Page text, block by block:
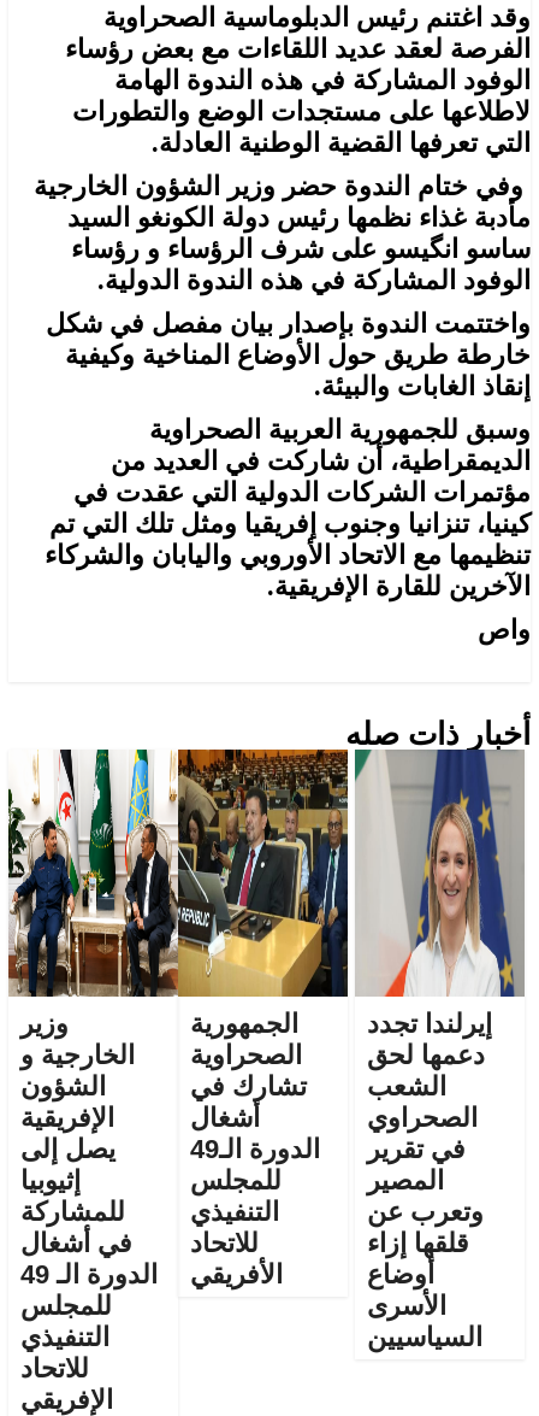
وقد اغتنم رئيس الدبلوماسية الصحراوية
الفرصة لعقد عديد اللقاءات مع بعض رؤساء
الوفود المشاركة في هذه الندوة الهامة
لاطلاعها على مستجدات الوضع والتطورات
التي تعرفها القضية الوطنية العادلة.
وفي ختام الندوة حضر وزير الشؤون الخارجية
مأدبة غذاء نظمها رئيس دولة الكونغو السيد
ساسو انگيسو على شرف الرؤساء و رؤساء
الوفود المشاركة في هذه الندوة الدولية.
واختتمت الندوة بإصدار بيان مفصل في شكل
خارطة طريق حول الأوضاع المناخية وكيفية
إنقاذ الغابات والبيئة.
وسبق للجمهورية العربية الصحراوية
الديمقراطية، أن شاركت في العديد من
مؤتمرات الشركات الدولية التي عقدت في
كينيا، تنزانيا وجنوب إفريقيا ومثل تلك التي تم
تنظيمها مع الاتحاد الأوروبي واليابان والشركاء
الآخرين للقارة الإفريقية.
واص
أخبار ذات صله
إيرلندا تجدد
دعمها لحق
الشعب
الصحراوي
في تقرير
المصير
وتعرب عن
قلقها إزاء
أوضاع
الأسرى
السياسيين
الجمهورية
الصحراوية
تشارك في
أشغال
الدورة الـ49
للمجلس
التنفيذي
للاتحاد
الأفريقي
وزير
الخارجية و
الشؤون
الإفريقية
يصل إلى
إثيوبيا
للمشاركة
في أشغال
الدورة الـ 49
للمجلس
التنفيذي
للاتحاد
الإفريقي